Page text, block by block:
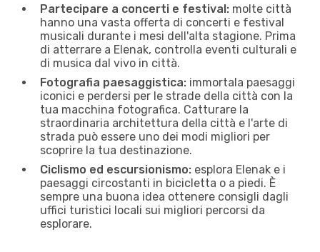
Partecipare a concerti e festival: molte città
hanno una vasta offerta di concerti e festival
musicali durante i mesi dell'alta stagione. Prima
di atterrare a Elenak, controlla eventi culturali e
di musica dal vivo in città.
Fotografia paesaggistica: immortala paesaggi
iconici e perdersi per le strade della città con la
tua macchina fotografica. Catturare la
straordinaria architettura della città e l'arte di
strada può essere uno dei modi migliori per
scoprire la tua destinazione.
Ciclismo ed escursionismo: esplora Elenak e i
paesaggi circostanti in bicicletta o a piedi. È
sempre una buona idea ottenere consigli dagli
uffici turistici locali sui migliori percorsi da
esplorare.